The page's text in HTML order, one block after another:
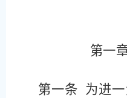
第一
第一条 为进